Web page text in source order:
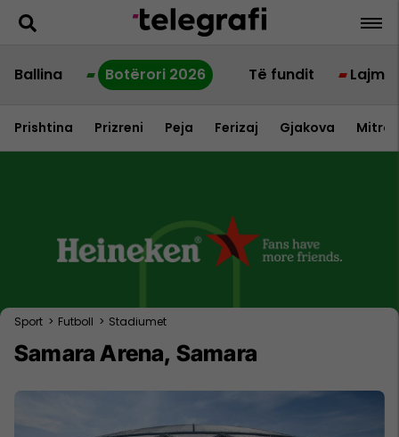
Ballina Botërori 2026 Të fundit Lajme
Prishtina Prizreni Peja Ferizaj Gjakova
Sport > Futboll > Stadiumet
Samara Arena, Samara